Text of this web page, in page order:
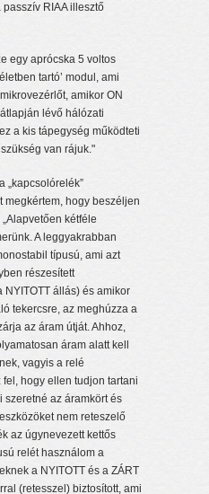
RIAA illesztő
egy aprócska 5 voltos
tartó’ modul, ami
amikor ON
lévő hálózati
a kis tápegység működteti
van rájuk."
„kapcsolórelék”
megkértem, hogy beszéljen
kétféle
A leggyakrabban
típusú, ami azt
részesített
állás) és amikor
tekercsre, az meghúzza a
az áram útját. Ahhoz,
áram alatt kell
vagyis a relé
hogy ellen tudjon tartani
szeretné az áramkört és
nem reteszelő
az úgynevezett kettős
relét használom a
a NYITOTT és a ZÁRT
(retesszel) biztosított, ami